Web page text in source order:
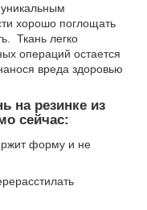
хорошо поглощать
Ткань легко
операций остается
вреда здоровью
на резинке из
сейчас:
форму и не